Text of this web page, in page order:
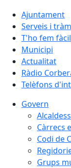
Ajuntament
Serveis i
T'ho fem fàcil
Municipi
Actualitat
Ràdio
Telèfons
Govern
Càrrecs
Codi de
Grups